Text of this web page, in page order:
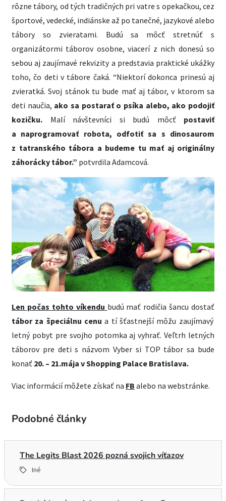
rôzne tábory, od tých tradičných pri vatre s opekačkou, cez
športové, vedecké, indiánske až po tanečné, jazykové alebo
tábory so zvieratami. Budú sa môcť stretnúť s
organizátormi táborov osobne, viacerí z nich donesú so
sebou aj zaujímavé rekvizity a predstavia praktické ukážky
toho, čo deti v tábore čaká. “Niektorí dokonca prinesú aj
zvieratká. Svoj stánok tu bude mať aj tábor, v ktorom sa
deti naučia, ako sa postarať o psíka alebo, ako podojiť
kozičku. Malí návštevníci si budú môcť postaviť
a naprogramovať robota, odfotiť sa s dinosaurom
z tatranského tábora a budeme tu mať aj originálny
záhorácky tábor.” potvrdila Adamcová.
Len počas tohto víkendu budú mať rodičia šancu dostať
tábor za špeciálnu cenu a tí šťastnejší môžu zaujímavý
letný pobyt pre svojho potomka aj vyhrať. Veľtrh letných
táborov pre deti s názvom Vyber si TOP tábor sa bude
konať 20. – 21.mája v Shopping Palace Bratislava.
Viac informácií môžete získať na FB alebo na webstránke.
Podobné články
The Legits Blast 2026 pozná svojich víťazov
Iné